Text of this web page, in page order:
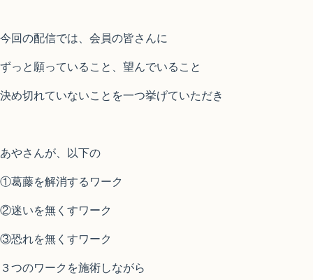
今回の配信では、会員の皆さんに
ずっと願っていること、望んでいること
決め切れていないことを一つ挙げていただき
あやさんが、以下の
①葛藤を解消するワーク
②迷いを無くすワーク
③恐れを無くすワーク
３つのワークを施術しながら